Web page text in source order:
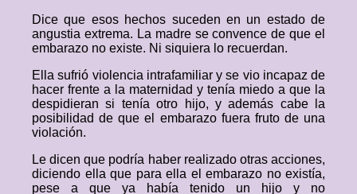
Dice que esos hechos suceden en un estado de
angustia extrema. La madre se convence de que el
embarazo no existe. Ni siquiera lo recuerdan.
Ella sufrió violencia intrafamiliar y se vio incapaz de
hacer frente a la maternidad y tenía miedo a que la
despidieran si tenía otro hijo, y además cabe la
posibilidad de que el embarazo fuera fruto de una
violación.
Le dicen que podría haber realizado otras acciones,
diciendo ella que para ella el embarazo no existía,
pese a que ya había tenido un hijo y no